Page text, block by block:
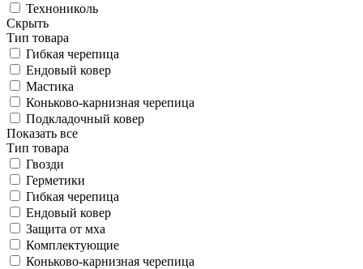
Технониколь
Скрыть
Тип товара
Гибкая черепица
Ендовый ковер
Мастика
Коньково-карнизная черепица
Подкладочный ковер
Показать все
Тип товара
Гвозди
Герметики
Гибкая черепица
Ендовый ковер
Защита от мха
Комплектующие
Коньково-карнизная черепица